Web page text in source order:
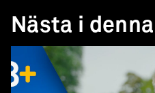
Nästa i